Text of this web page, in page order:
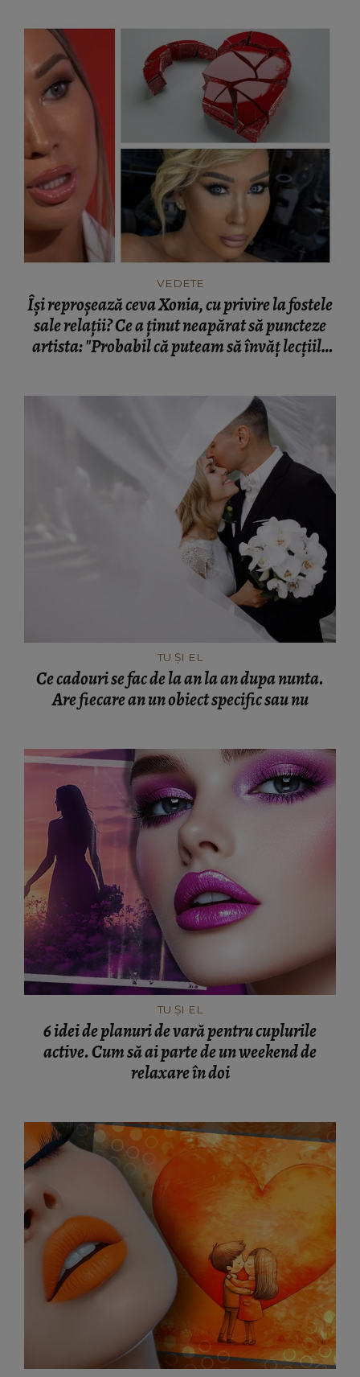
VEDETE
Își reproșează ceva Xonia, cu privire la fostele
sale relații? Ce a ținut neapărat să puncteze
artista: "Probabil că puteam să învăț lecțiile
TU ȘI EL
Ce cadouri se fac de la an la an dupa nunta.
Are fiecare an un obiect specific sau nu
TU ȘI EL
6 idei de planuri de vară pentru cuplurile
active. Cum să ai parte de un weekend de
relaxare în doi